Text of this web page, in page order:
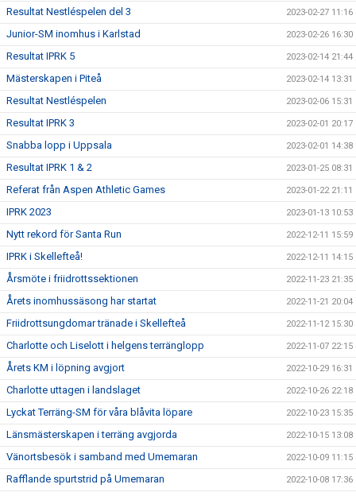
Resultat Nestléspelen del 3 2023-02-27 11:16
Junior-SM inomhus i Karlstad 2023-02-26 16:30
Resultat IPRK 5 2023-02-14 21:44
Mästerskapen i Piteå 2023-02-14 13:31
Resultat Nestléspelen 2023-02-06 15:31
Resultat IPRK 3 2023-02-01 20:17
Snabba lopp i Uppsala 2023-02-01 14:38
Resultat IPRK 1 & 2 2023-01-25 08:31
Referat från Aspen Athletic Games 2023-01-22 21:11
IPRK 2023 2023-01-13 10:53
Nytt rekord för Santa Run 2022-12-11 15:59
IPRK i Skellefteå! 2022-12-11 14:15
Årsmöte i friidrottssektionen 2022-11-23 21:35
Årets inomhussäsong har startat 2022-11-21 20:04
Friidrottsungdomar tränade i Skellefteå 2022-11-12 15:30
Charlotte och Liselott i helgens terränglopp 2022-11-07 22:15
Årets KM i löpning avgjort 2022-10-29 16:31
Charlotte uttagen i landslaget 2022-10-26 22:18
Lyckat Terräng-SM för våra blåvita löpare 2022-10-23 15:35
Länsmästerskapen i terräng avgjorda 2022-10-15 13:08
Vänortsbesök i samband med Umemaran 2022-10-09 11:15
Rafflande spurtstrid på Umemaran 2022-10-08 17:36